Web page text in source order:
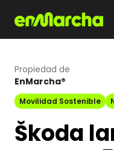
Propiedad de
EnMarcha®
Movilidad Sostenible
Škoda